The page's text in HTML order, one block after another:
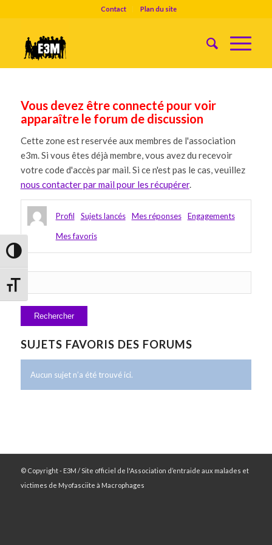
Passer en contraste élevé
Changer la taille de la police
Contact Plan du site
Vous devez être connecté pour voir
apparaître le forum de discussion
Cette zone est reservée aux membres de l'association
e3m. Si vous êtes déjà membre, vous avez du recevoir
votre code d'accès par mail. Si ce n'est pas le cas, veuillez
nous contacter par mail pour les récupérer.
Profil Sujets lancés Mes réponses Engagements
Mes favoris
SUJETS FAVORIS DES FORUMS
Aucun sujet n’a été trouvé ici.
© Copyright - E3M / Site officiel de l'Association d’entraide aux malades et
victimes de Myofasciite à Macrophages